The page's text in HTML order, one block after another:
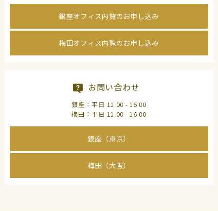
銀座オフィス内覧のお申し込み
梅田オフィス内覧のお申し込み
お問い合わせ
銀座：平日 11:00 - 16:00
梅田：平日 11:00 - 16:00
銀座（東京）
梅田（大阪）